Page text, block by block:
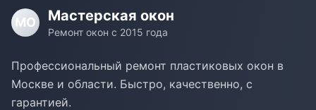
МО Мастерская окон
Ремонт окон с 2015 года
Профессиональный ремонт пластиковых окон в
Москве и области. Быстро, качественно, с
гарантией.